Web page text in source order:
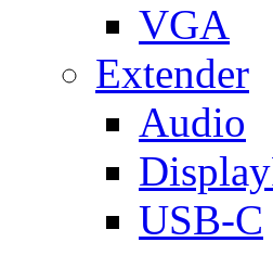
VGA
Extender
Audio
USB-C